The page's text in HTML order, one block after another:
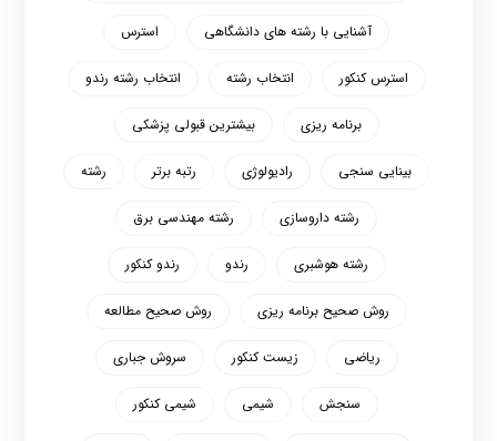
آشنایی با رشته های دانشگاهی استرس
استرس کنکور انتخاب رشته انتخاب رشته رندو
برنامه ریزی بیشترین قبولی پزشکی
بینایی سنجی رادیولوژی رتبه برتر رشته
رشته داروسازی رشته مهندسی برق
رشته هوشبری رندو رندو کنکور
روش صحیح برنامه ریزی روش صحیح مطالعه
ریاضی زیست کنکور سروش جباری
سنجش شیمی شیمی کنکور